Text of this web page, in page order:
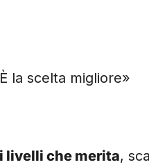
la scelta migliore»
livelli che merita,